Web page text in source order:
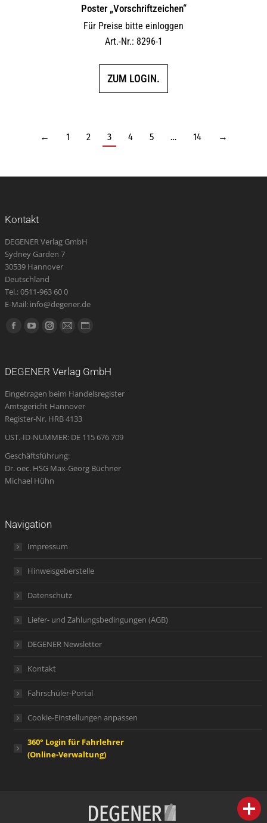
Poster „Vorschriftzeichen“
Für Preise bitte einloggen
Art.-Nr.: 8296-1
ZUM LOGIN.
← 1 2 3 4 5 … 14 →
Kontakt
DEGENER Verlag GmbH
Sydney Garden 7
30539 Hannover
Deutschland
Tel.: 0511-963 60 0
E-Mail: info@degener.de
Finden Sie uns auf:
Facebook
new
window
YouTube
new
window
Instagram
new
window
E-
opens
in
new
Website
new
DEGENER Verlag GmbH
Eingetragen beim Handelsregister
Amtsgericht Hannover
Register-Nr. HRB 4133
UST.-ID-NUMMER: DE 115 676 709
Geschäftsführung:
Dr. oec. HSG Max-Georg Büchner
Michael Hühn
Navigation
Impressum
Hinweisgeberstelle
Datenschutz
Liefer- und Zahlungsbedingungen (AGB)
DEGENER Newsletter
Kontakt
Fahrschüler-Portal
Cookie-Einstellungen anpassen
360° Login für Fahrlehrer
(Online-Verwaltung)
person IHR FACHBERATER